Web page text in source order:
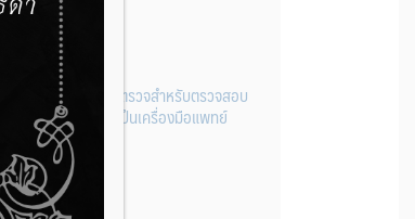
14 กรกฎาคม 2026
รู้หรือไม่? ผลิตภัณฑ์ชุดตรวจสําหรับตรวจสอบ
การปนเปื้อนแบบใดจัดเป็นเครื่องมือแพทย์
14 กรกฎาคม 2026